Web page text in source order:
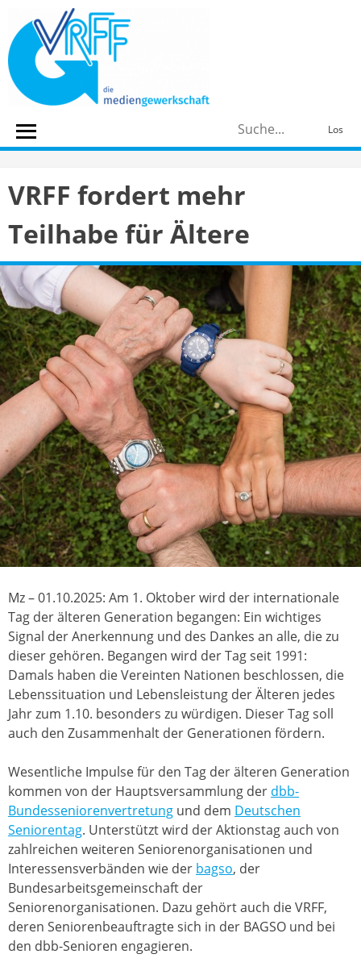
content
Los
VRFF fordert mehr
Teilhabe für Ältere
Mz – 01.10.2025: Am 1. Oktober wird der internationale
Tag der älteren Generation begangen: Ein wichtiges
Signal der Anerkennung und des Dankes an alle, die zu
dieser gehören. Begangen wird der Tag seit 1991:
Damals haben die Vereinten Nationen beschlossen, die
Lebenssituation und Lebensleistung der Älteren jedes
Jahr zum 1.10. besonders zu würdigen. Dieser Tag soll
auch den Zusammenhalt der Generationen fördern.
Wesentliche Impulse für den Tag der älteren Generation
kommen von der Hauptsversammlung der dbb-
Bundesseniorenvertretung und dem Deutschen
Seniorentag. Unterstützt wird der Aktionstag auch von
zahlreichen weiteren Seniorenorganisationen und
Interessensverbänden wie der bagso, der
Bundesarbeitsgemeinschaft der
Seniorenorganisationen. Dazu gehört auch die VRFF,
deren Seniorenbeauftragte sich in der BAGSO und bei
den dbb-Senioren engagieren.